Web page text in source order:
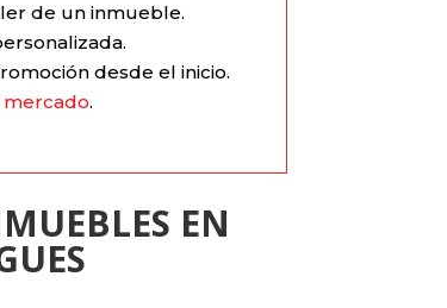
de un inmueble.
desde el inicio.
mercado.
EN